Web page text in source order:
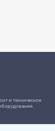
и техническое